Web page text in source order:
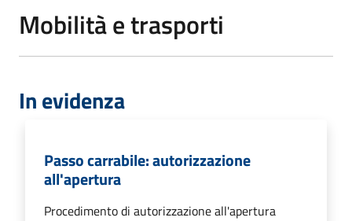
Mobilità e trasporti
In evidenza
Passo carrabile: autorizzazione
all'apertura
Procedimento di autorizzazione all'apertura